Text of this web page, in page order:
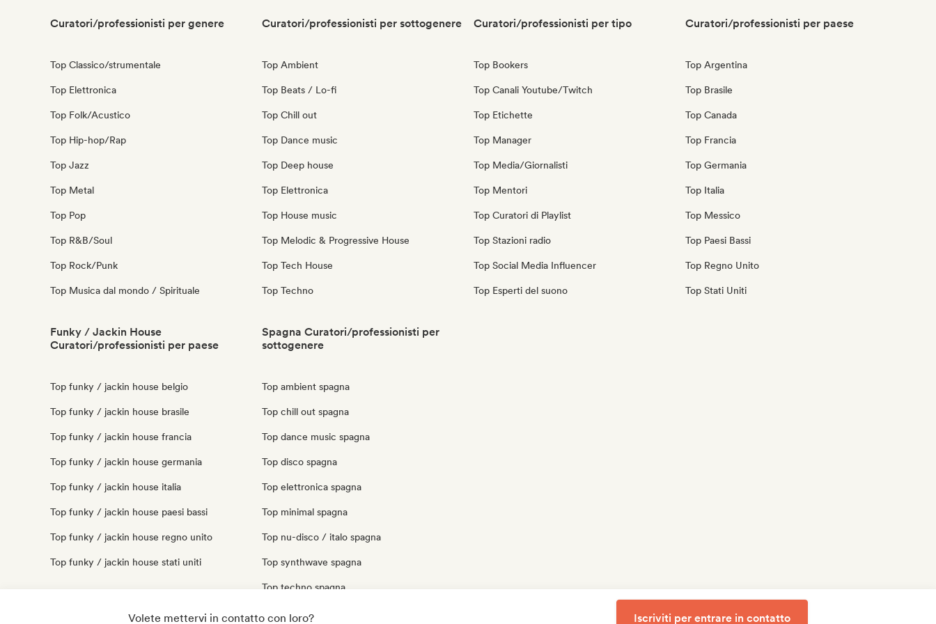
Curatori/professionisti per genere
Top Classico/strumentale
Top Elettronica
Top Folk/Acustico
Top Hip-hop/Rap
Top Jazz
Top Metal
Top Pop
Top R&B/Soul
Top Rock/Punk
Top Musica dal mondo / Spirituale
Curatori/professionisti per sottogenere
Top Ambient
Top Beats / Lo-fi
Top Chill out
Top Dance music
Top Deep house
Top Elettronica
Top House music
Top Melodic & Progressive House
Top Tech House
Top Techno
Curatori/professionisti per tipo
Top Bookers
Top Canali Youtube/Twitch
Top Etichette
Top Manager
Top Media/Giornalisti
Top Mentori
Top Curatori di Playlist
Top Stazioni radio
Top Social Media Influencer
Top Esperti del suono
Curatori/professionisti per paese
Top Argentina
Top Brasile
Top Canada
Top Francia
Top Germania
Top Italia
Top Messico
Top Paesi Bassi
Top Regno Unito
Top Stati Uniti
Funky / Jackin House
Curatori/professionisti per paese
Top funky / jackin house belgio
Top funky / jackin house brasile
Top funky / jackin house francia
Top funky / jackin house germania
Top funky / jackin house italia
Top funky / jackin house paesi bassi
Top funky / jackin house regno unito
Top funky / jackin house stati uniti
Spagna Curatori/professionisti per
sottogenere
Top ambient spagna
Top chill out spagna
Top dance music spagna
Top disco spagna
Top elettronica spagna
Top minimal spagna
Top nu-disco / italo spagna
Top synthwave spagna
Top techno spagna
Top trip hop spagna
Volete mettervi in contatto con loro? Iscriviti per entrare in contatto